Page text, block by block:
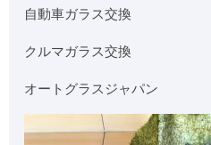
自動車ガラス交換
クルマガラス交換
オートグラスジャパン